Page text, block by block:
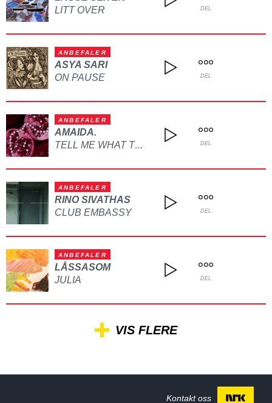
LITT OVER
DEL
ANBEFALER
ASYA SARI
ON PAUSE
DEL
ANBEFALER
AMAIDA.
TELL ME WHAT TO DO DEL
ANBEFALER
RINO SIVATHAS
CLUB EMBASSY
DEL
ANBEFALER
LÅSSASOM
JULIA
DEL
VIS FLERE
Kontakt oss